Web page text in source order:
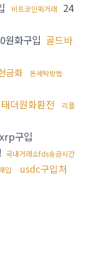
비트코인퀵거래
24
화구입 골드바
금화 돈세탁방법
태더원화환전
리플
xrp구입
국내거래소fds송금시간
입
usdc구입처